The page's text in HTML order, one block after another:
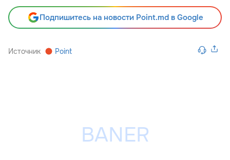
Подпишитесь на новости Point.md в Google
Источник Point